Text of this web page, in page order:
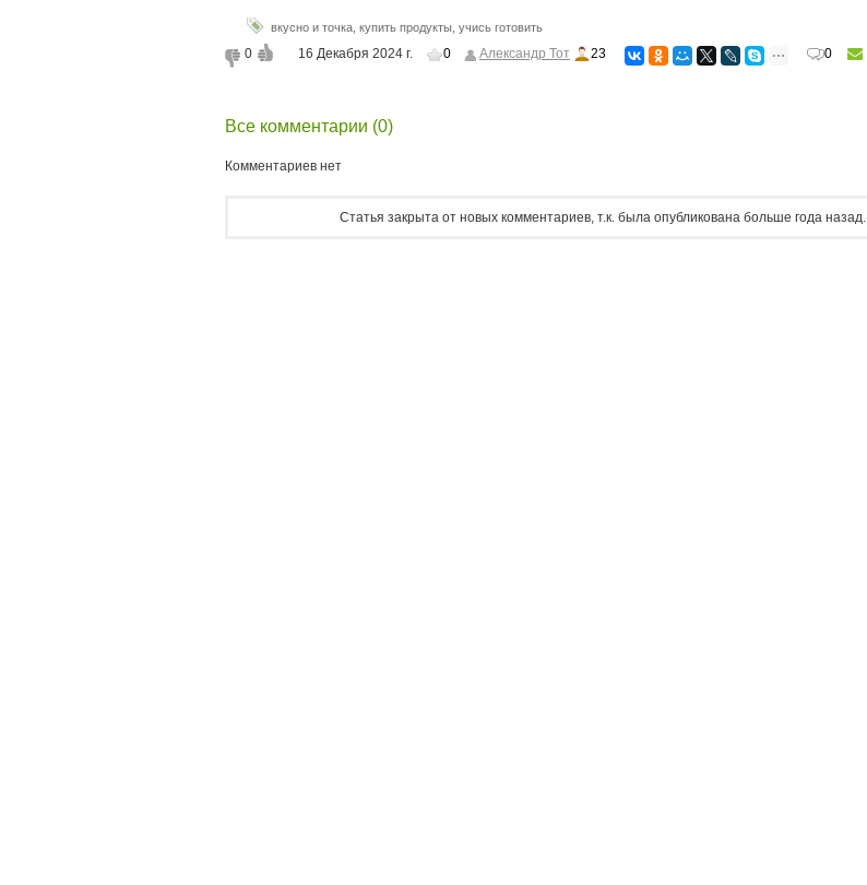
вкусно и точка купить продукты учись готовить
0 16 Декабря 2024 г. 0 Александр Тот 23 0
Все комментарии (0)
Комментариев нет
Статья закрыта от новых комментариев, т.к. была опубликована больше года назад.